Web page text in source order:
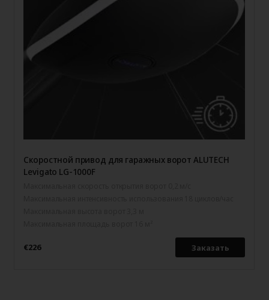
Скоростной привод для гаражных ворот ALUTECH
Levigato LG-1000F
€226 Заказать